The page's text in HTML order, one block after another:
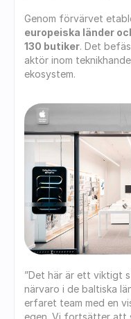
Genom förvärvet
europeiska länder
130 butiker. Det
aktör inom
ekosystem.
”Det här är ett viktigt
närvaro i de baltiska
erfaret team med en
egen. Vi fortsätter att